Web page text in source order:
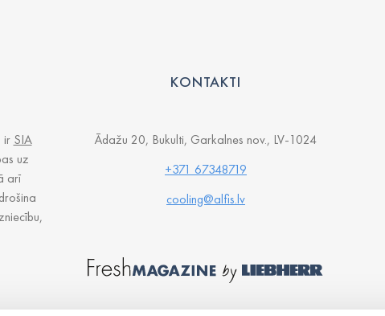
ir SIA
uz
arī
KONTAKTI
Ādažu 20, Bukulti, Garkalnes nov., LV-1024
+371 67348719
cooling@alfis.lv